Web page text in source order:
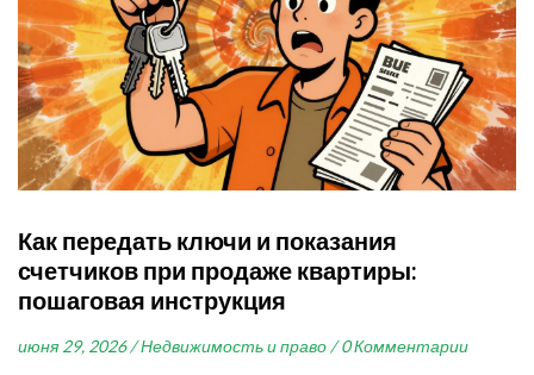
Как передать ключи и показания
счетчиков при продаже квартиры:
пошаговая инструкция
июня 29, 2026 / Недвижимость и право / 0 Комментарии